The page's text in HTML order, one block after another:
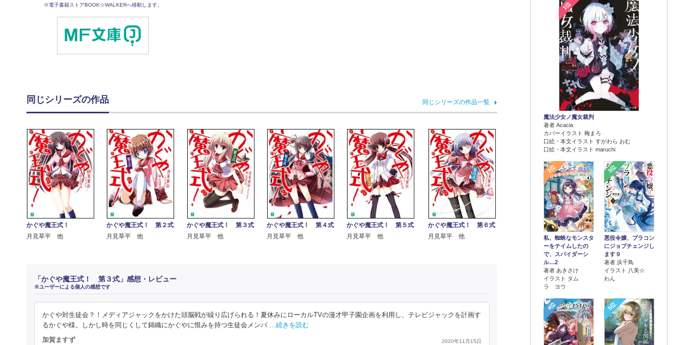
※電子書籍ストアBOOK☆WALKERへ移動します。
同じシリーズの作品 同じシリーズの作品一覧
かぐや魔王式！
月見草平 他
かぐや魔王式！ 第２式
月見草平 他
かぐや魔王式！ 第３式
月見草平 他
かぐや魔王式！ 第４式
月見草平 他
かぐや魔王式！ 第５式
月見草平 他
かぐや魔王式！ 第６式
月見草平 他
「かぐや魔王式！ 第３式」感想・レビュー
※ユーザーによる個人の感想です
かぐや対生徒会？！メディアジャックをかけた頭脳戦が繰り広げられる！夏休みにローカルTVの漫才甲子園企画を利用し、テレビジャックを計画す
るかぐや様。しかし時を同じくして錦織にかぐやに恨みを持つ生徒会メンバ
…続きを読む
加賀ますず 2020年11月15日
1位
魔法少女ノ魔女裁判
著者 Acacia
カバーイラスト 梅まろ
口絵・本文イラスト すがわら おむ
口絵・本文イラスト maruchi
2位
私、蜘蛛なモンスタ
ーをテイムしたの
で、スパイダーシ
ル…2
著者 あきさけ
イラスト タム
ラ ヨウ
3位
悪役令嬢、ブラコン
にジョブチェンジし
ます９
著者 浜千鳥
イラスト 八美☆
わん
4位 5位